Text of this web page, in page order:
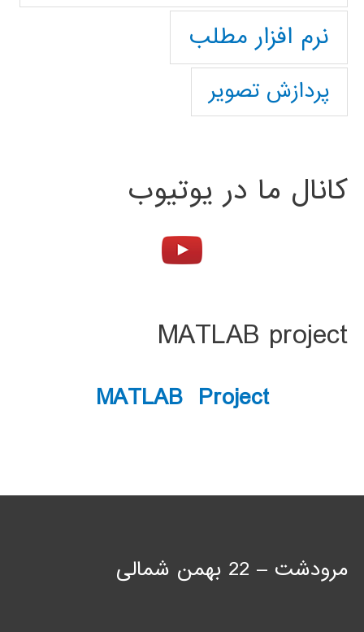
نرم افزار مطلب
پردازش تصویر
کانال ما در یوتیوب
MATLAB project
MATLAB Project
مرودشت – 22 بهمن شمالی